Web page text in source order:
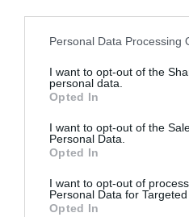
Please note that this website/
not limited to your visit or
grant or deny consent to
use your data for below
consent section.
Personal Data Processing
I want to opt-out of the
personal data.
Opted In
I want to opt-out of the
Personal Data.
Opted In
I want to opt-out of
Personal Data for Targeted
Opted In
αποφάσεις
Δήμο, να
αυτά
Καταγγέλουν
06/07/2024 στις 11:36